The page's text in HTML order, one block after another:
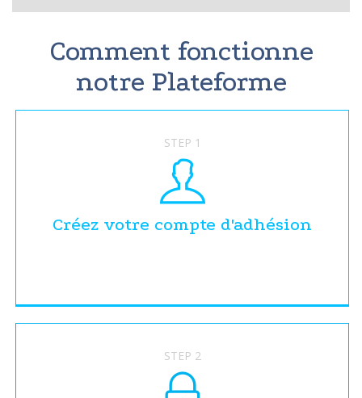
Comment fonctionne
notre Plateforme
STEP 1
Créez votre compte d'adhésion
STEP 2